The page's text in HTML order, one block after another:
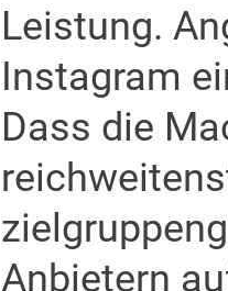
Leistung.
Instagram
Dass die
Anbietern